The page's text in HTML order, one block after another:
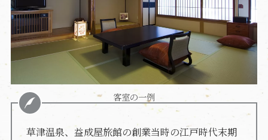
客室の一例
草津温泉、益成屋旅館の創業当時の江戸時代末期